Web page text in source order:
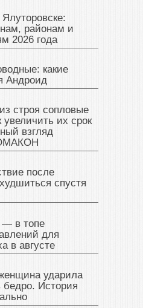
районам и
2026 года
какие
Андроид
строя сопловые
увеличить их срок
взгляд
после
спустя
— в топе
для
в августе
ударила
История